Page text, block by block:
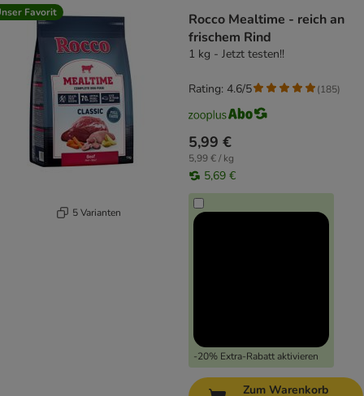
Favorit
5 Varianten
Rocco Mealtime - reich an
frischem Rind
1 kg - Jetzt testen!!
5,99 €
5,99 € / kg
5,69 €
-20% Extra-Rabatt aktivieren
Rating: 4.6/5 (185)
Zum Warenkorb